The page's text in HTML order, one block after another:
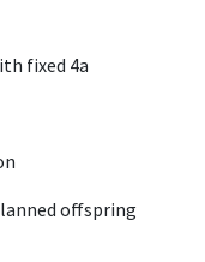
fixed 4a
offspring